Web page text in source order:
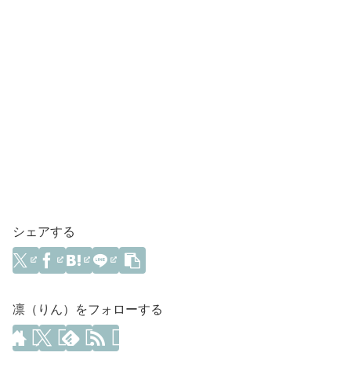
シェアする
凛（りん）をフォローする